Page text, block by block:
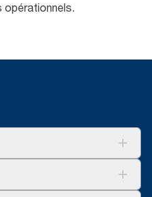
opérationnels.